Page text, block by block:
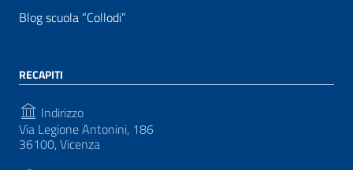
Blog scuola “Collodi”
RECAPITI
Indirizzo
Via Legione Antonini, 186
36100, Vicenza